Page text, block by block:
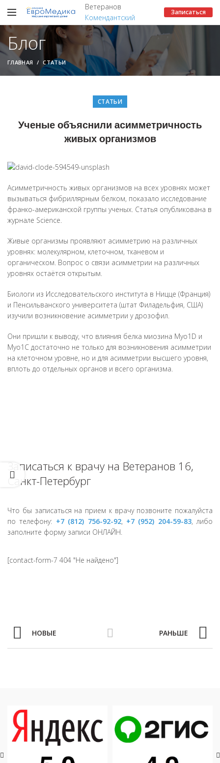
Ветеранов
Комендантский
Записаться
Блог
ГЛАВНАЯ СТАТЬИ
СТАТЬИ
Ученые объяснили асимметричность
живых организмов
Асимметричность живых организмов на всех уровнях может
вызываться фибриллярным белком, показало исследование
франко-американской группы ученых. Статья опубликована в
журнале Science.
Живые организмы проявляют асимметрию на различных
уровнях: молекулярном, клеточном, тканевом и
органическом. Вопрос о связи асимметрии на различных
уровнях остаётся открытым.
Биологи из Исследовательского института в Ницце (Франция)
и Пенсильванского университета (штат Филадельфия, США)
изучили возникновение асимметрии у дрозофил.
Они пришли к выводу, что влияния белка миозина Myo1D и
Myo1C достаточно не только для возникновения асимметрии
на клеточном уровне, но и для асимметрии высшего уровня,
вплоть до отдельных органов и всего организма.
Записаться к врачу на Ветеранов 16,
Санкт-Петербург
Что бы записаться на прием к врачу позвоните пожалуйста
по телефону: +7 (812) 756-92-92, +7 (952) 204-59-83, либо
заполните форму записи ОНЛАЙН.
[contact-form-7 404 "Не найдено"]
НОВЫЕ РАНЬШЕ